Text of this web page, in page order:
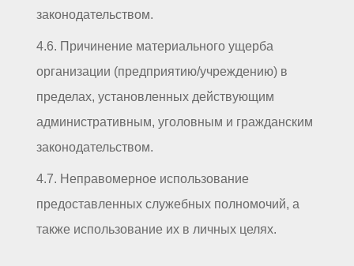
законодательством.
4.6. Причинение материального ущерба
организации (предприятию/учреждению) в
пределах, установленных действующим
административным, уголовным и гражданским
законодательством.
4.7. Неправомерное использование
предоставленных служебных полномочий, а
также использование их в личных целях.